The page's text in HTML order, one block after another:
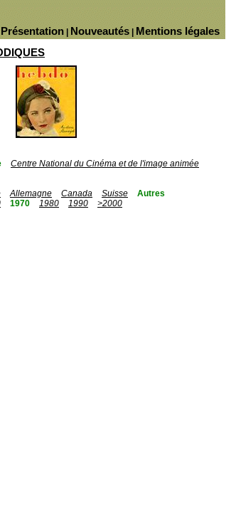
Mentions légales
Nouveautés
Présentation
Centre National du Cinéma et de l'image animée
Allemagne Canada Suisse
Autres
1970 1980 1990
>2000